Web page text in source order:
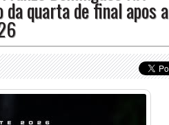
da quarta de final apos a